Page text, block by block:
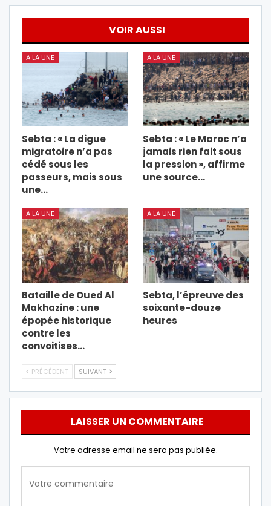
VOIR AUSSI
A LA UNE
Sebta : « La digue
migratoire n’a pas
cédé sous les
passeurs, mais sous
une…
A LA UNE
Sebta : « Le Maroc n’a
jamais rien fait sous
la pression », affirme
une source…
A LA UNE
Bataille de Oued Al
Makhazine : une
épopée historique
contre les
convoitises…
A LA UNE
Sebta, l’épreuve des
soixante-douze
heures
PRÉCÉDENT SUIVANT
LAISSER UN COMMENTAIRE
Votre adresse email ne sera pas publiée.